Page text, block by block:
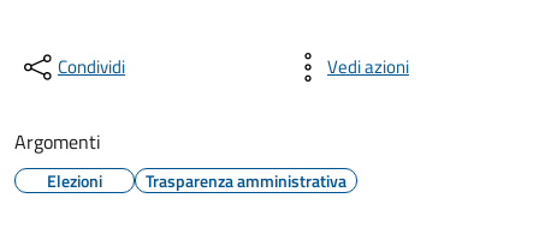
Condividi Vedi azioni
Argomenti
Elezioni Trasparenza amministrativa